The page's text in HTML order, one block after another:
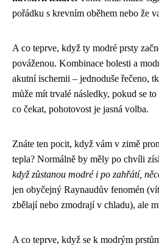
pořádku s krevním oběhem nebo že
A co teprve, když ty modré prsty
pováženou. Kombinace bolesti a
akutní ischemii – jednoduše řečeno,
může mít trvalé následky, pokud se
co čekat, pohotovost je jasná volba.
Znáte ten pocit, když vám v zimě
tepla? Normálně by měly po chvíli
když zůstanou modré i po zahřátí,
jen obyčejný Raynaudův fenomén
zbělají nebo zmodrají v chladu), ale
A co teprve, když se k modrým